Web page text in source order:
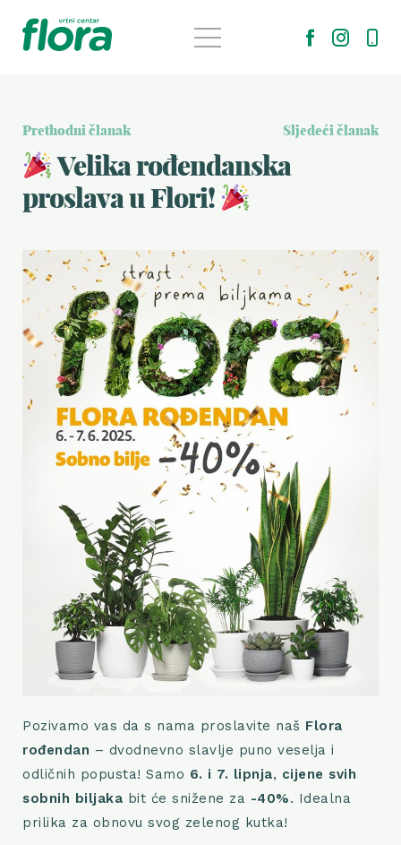
Velika rođendanska
proslava u Flori!
Pozivamo vas da s nama proslavite naš Flora
rođendan – dvodnevno slavlje puno veselja i
odličnih popusta! Samo 6. i 7. lipnja, cijene svih
sobnih biljaka bit će snižene za -40%. Idealna
prilika za obnovu svog zelenog kutka!
Prethodni članak Sljedeći članak